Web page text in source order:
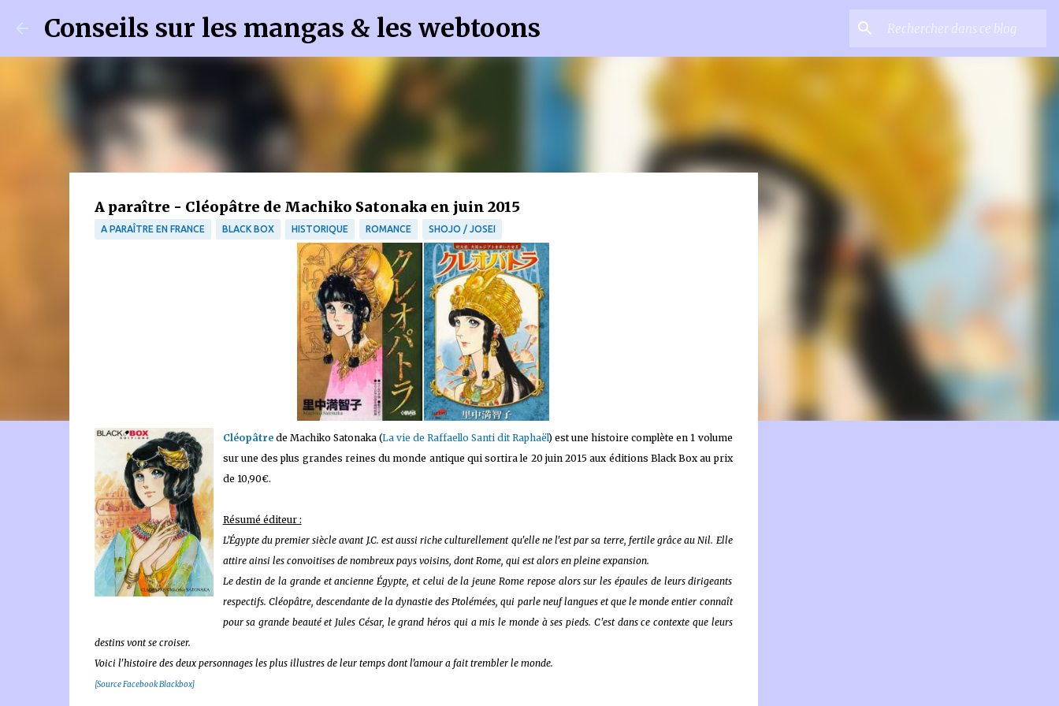
Accéder au contenu principal
Conseils sur les mangas & les webtoons
🐈‍⬛ En tant que Partenaire Amazon, je réalise un bénéfice sur les achats remplissant les conditions requises quand vous achetez sur Amazon.fr
A paraître - Cléopâtre de Machiko Satonaka en juin 2015
A PARAÎTRE EN FRANCE BLACK BOX HISTORIQUE ROMANCE SHOJO / JOSEI
Cléopâtrede Machiko Satonaka (La vie de Raffaello Santi dit Raphaël) est une histoire complète en 1 volume
sur une des plus grandes reines du monde antique qui sortira le 20 juin 2015 aux éditions Black Box au prix
de 10,90€.
Résumé éditeur :
L’Égypte du premier siècle avant J.C. est aussi riche culturellement qu'elle ne l'est par sa terre, fertile grâce au Nil. Elle
attire ainsi les convoitises de nombreux pays voisins, dont Rome, qui est alors en pleine expansion.
Le destin de la grande et ancienne Égypte, et celui de la jeune Rome repose alors sur les épaules de leurs dirigeants
respectifs. Cléopâtre, descendante de la dynastie des Ptolémées, qui parle neuf langues et que le monde entier connaît
pour sa grande beauté et Jules César, le grand héros qui a mis le monde à ses pieds. C'est dans ce contexte que leurs
destins vont se croiser.
Voici l'histoire des deux personnages les plus illustres de leur temps dont l'amour a fait trembler le monde.
[Source Facebook Blackbox]